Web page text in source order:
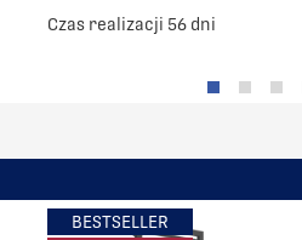
Czas realizacji 56 dni
BESTSELLER